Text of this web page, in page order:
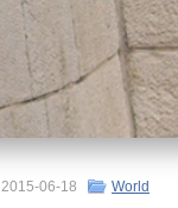
2015-06-18 World